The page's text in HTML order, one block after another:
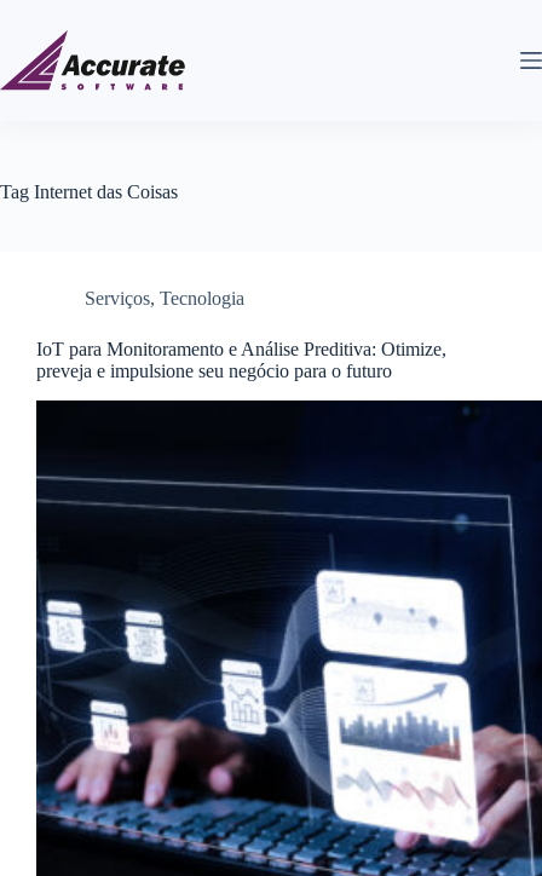
Tag Internet das Coisas
Serviços, Tecnologia
IoT para Monitoramento e Análise Preditiva: Otimize,
preveja e impulsione seu negócio para o futuro